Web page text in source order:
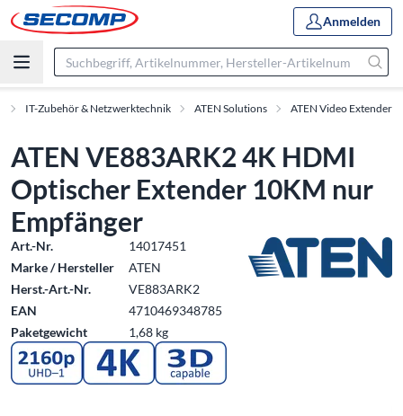
Anmelden
IT-Zubehör & Netzwerktechnik ATEN Solutions ATEN Video Extender
ATEN VE883ARK2 4K HDMI
Optischer Extender 10KM nur
Empfänger
Art.-Nr.
14017451
Marke / Hersteller
ATEN
Herst.-Art.-Nr.
VE883ARK2
EAN
4710469348785
Paketgewicht
1,68 kg